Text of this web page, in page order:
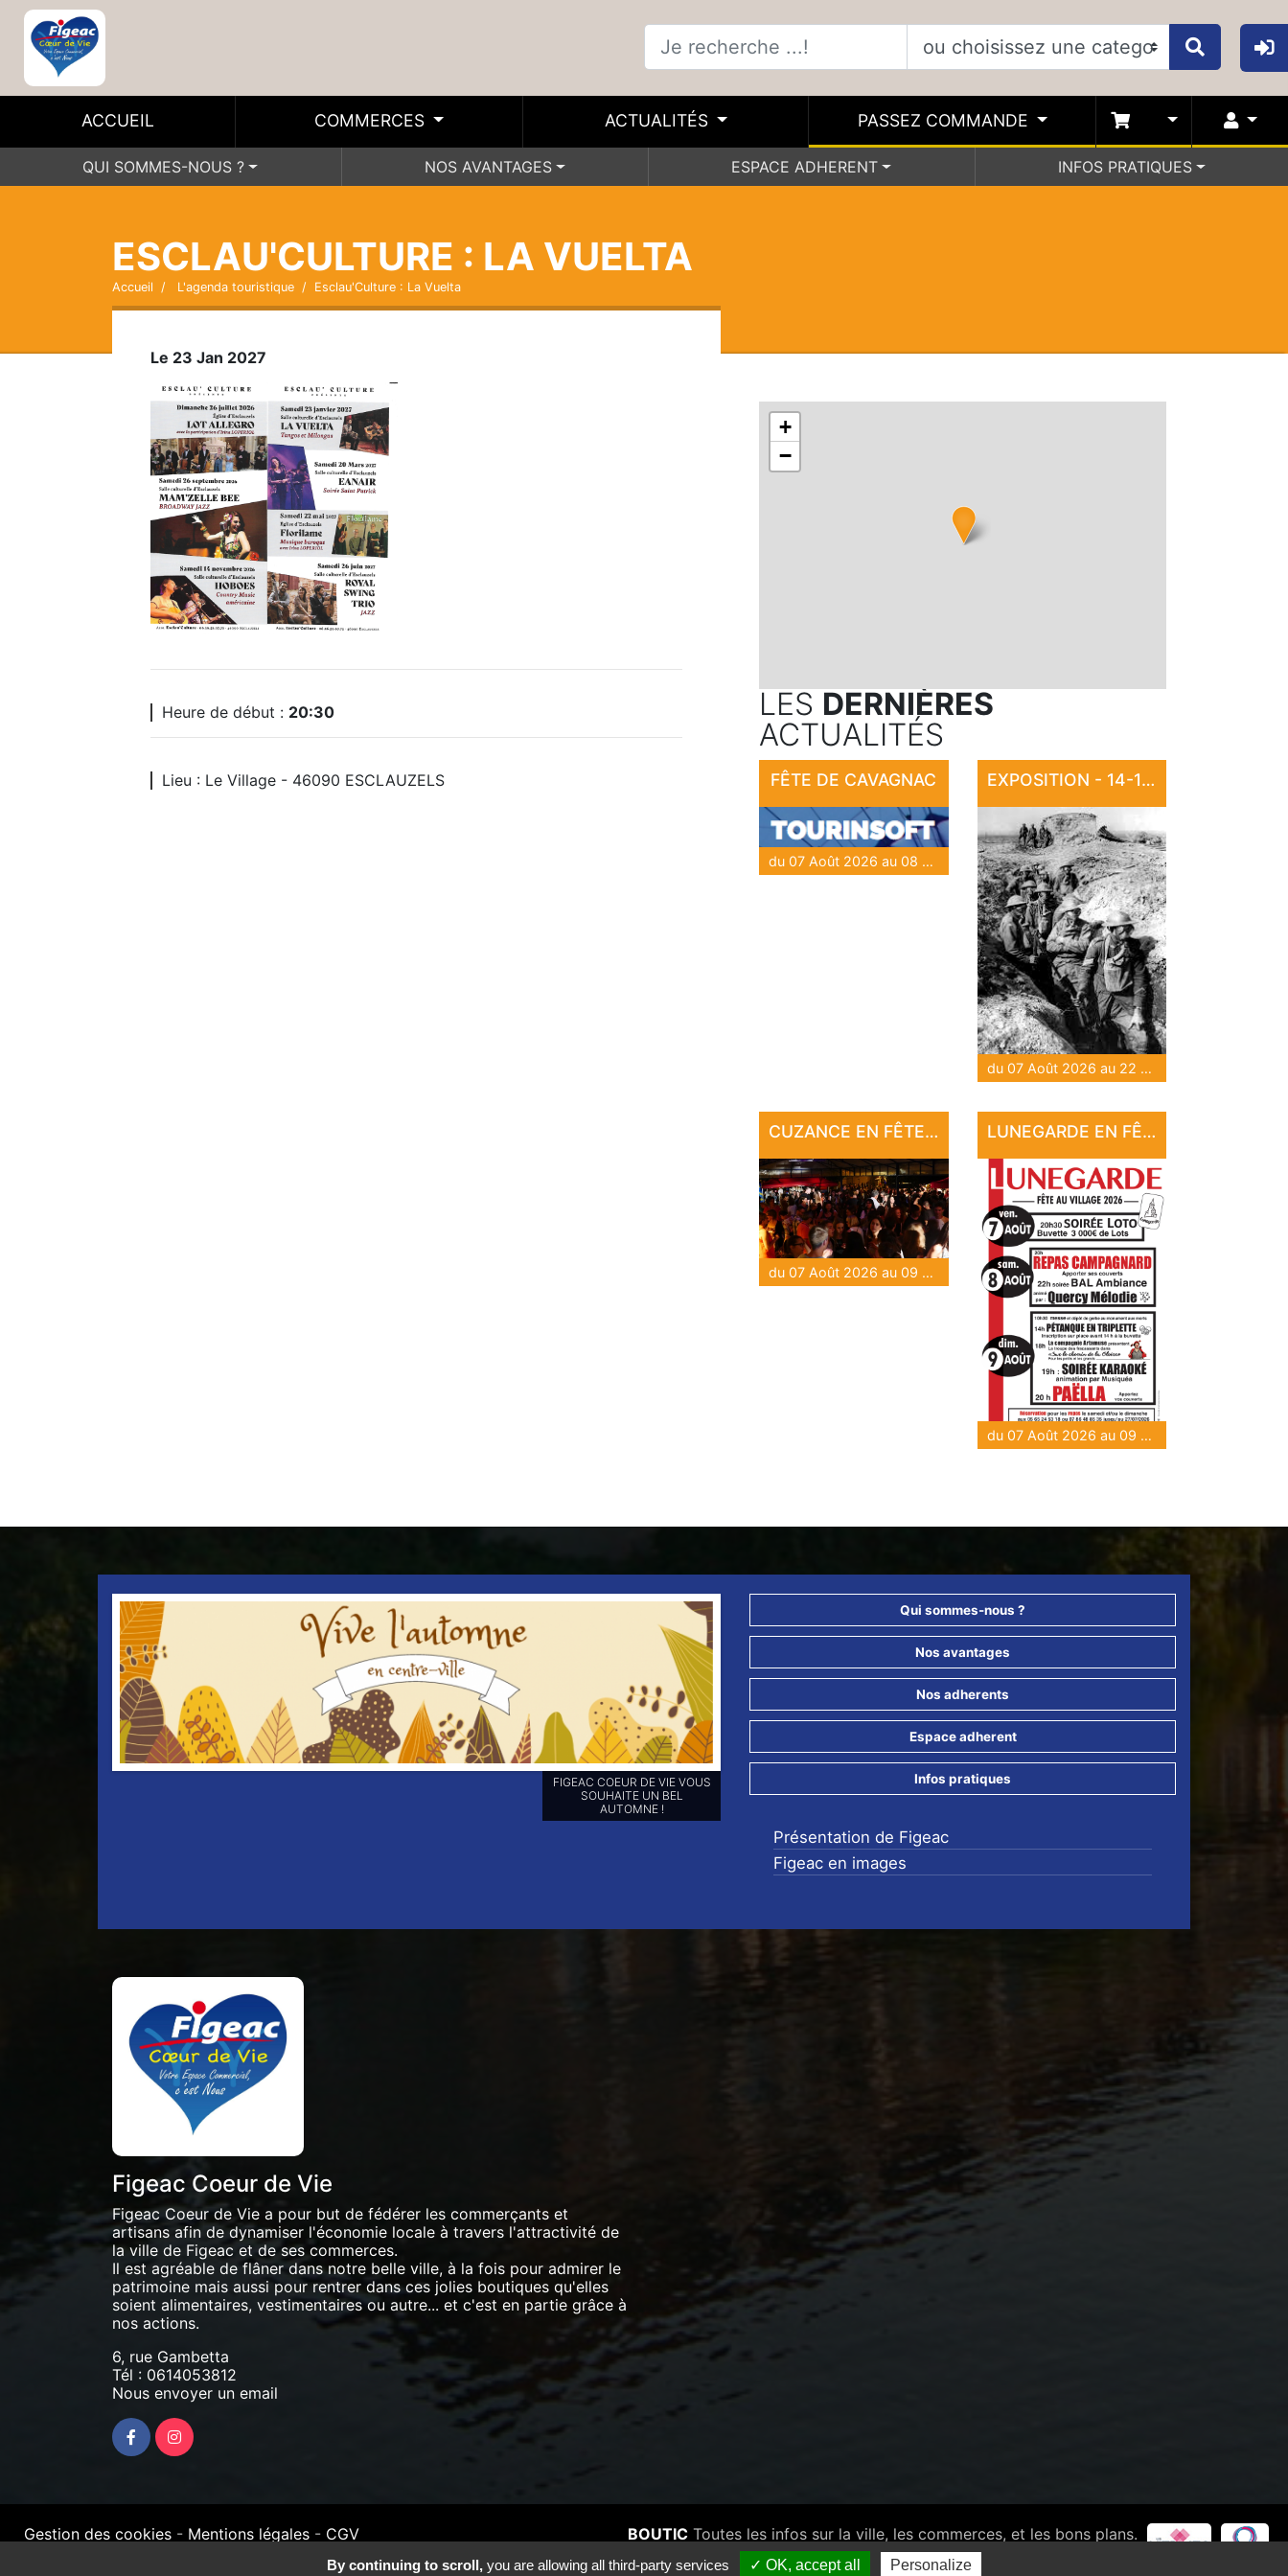
ACCUEIL COMMERCES ACTUALITÉS PASSEZ COMMANDE
QUI SOMMES-NOUS ? NOS AVANTAGES ESPACE ADHERENT INFOS PRATIQUES
ESCLAU'CULTURE : LA VUELTA
Accueil L'agenda touristique Esclau'Culture : La Vuelta
Le 23 Jan 2027
Heure de début : 20:30
Lieu : Le Village - 46090 ESCLAUZELS
+
−
LES DERNIÈRES
ACTUALITÉS
FÊTE DE CAVAGNAC
du 07 Août 2026 au 08 Août 2026
EXPOSITION - 14-18 : LA CARTE POSTALE EN GUERRE
du 07 Août 2026 au 22 Sep 2026
CUZANCE EN FÊTE !!
du 07 Août 2026 au 09 Août 2026
LUNEGARDE EN FÊTE
du 07 Août 2026 au 09 Août 2026
RETROUVEZ-NOUS SUR NOS
RÉSEAUX SOCIAUX ET
ABONNEZ-VOUS POUR NE
RIEN LOUPER DE NOS
Qui sommes-nous ?
Nos avantages
Nos adherents
Espace adherent
Infos pratiques
Présentation de Figeac
Figeac en images
Figeac Coeur de Vie
Figeac Coeur de Vie a pour but de fédérer les commerçants et
artisans afin de dynamiser l'économie locale à travers l'attractivité de
la ville de Figeac et de ses commerces.
Il est agréable de flâner dans notre belle ville, à la fois pour admirer le
patrimoine mais aussi pour rentrer dans ces jolies boutiques qu'elles
soient alimentaires, vestimentaires ou autre... et c'est en partie grâce à
nos actions.
6, rue Gambetta
Tél : 0614053812
Nous envoyer un email
BOUTICToutes les infos sur la ville, les commerces, et les bons plans.
BOUTIC est un produitVitrines de France-Création site Internet : Executive
Gestion des cookies - Mentions légales - CGV
By continuing to scroll,you are allowing all third-party services ✓ OK, accept all Personalize